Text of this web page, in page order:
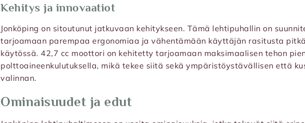
Kehitys ja innovaatiot
Jonköping on sitoutunut jatkuvaan kehitykseen. Tämä lehtipuhallin on
tarjoamaan parempaa ergonomiaa ja vähentämään käyttäjän rasitusta
käytössä. 42,7 cc moottori on kehitetty tarjoamaan maksimaalisen tehon
polttoaineenkulutuksella, mikä tekee siitä sekä ympäristöystävällisen että
valinnan.
Ominaisuudet ja edut